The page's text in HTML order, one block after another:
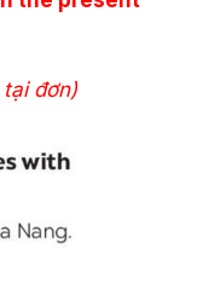
đơn)